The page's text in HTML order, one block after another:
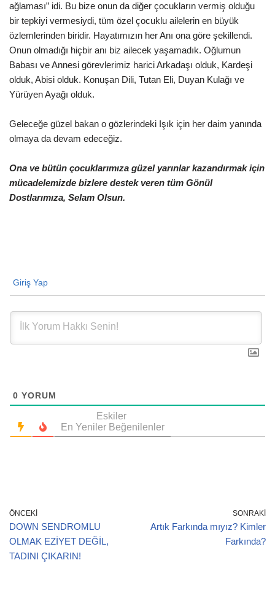
ağlaması” idi. Bu bize onun da diğer çocukların vermiş olduğu
bir tepkiyi vermesiydi, tüm özel çocuklu ailelerin en büyük
özlemlerinden biridir. Hayatımızın her Anı ona göre şekillendi.
Onun olmadığı hiçbir anı biz ailecek yaşamadık. Oğlumun
Babası ve Annesi görevlerimiz harici Arkadaşı olduk, Kardeşi
olduk, Abisi olduk. Konuşan Dili, Tutan Eli, Duyan Kulağı ve
Yürüyen Ayağı olduk.
Geleceğe güzel bakan o gözlerindeki Işık için her daim yanında
olmaya da devam edeceğiz.
Ona ve bütün çocuklarımıza güzel yarınlar kazandırmak için
mücadelemizde bizlere destek veren tüm Gönül
Dostlarımıza, Selam Olsun.
Giriş Yap
0 YORUM
Eskiler
En Yeniler Beğenilenler
ÖNCEKI
DOWN SENDROMLU
OLMAK EZİYET DEĞİL,
TADINI ÇIKARIN!
SONRAKI
Artık Farkında mıyız? Kimler
Farkında?